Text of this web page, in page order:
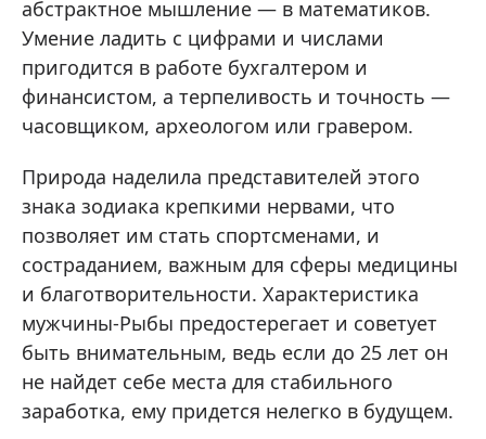
абстрактное мышление — в математиков.
Умение ладить с цифрами и числами
пригодится в работе бухгалтером и
финансистом, а терпеливость и точность —
часовщиком, археологом или гравером.
Природа наделила представителей этого
знака зодиака крепкими нервами, что
позволяет им стать спортсменами, и
состраданием, важным для сферы медицины
и благотворительности. Характеристика
мужчины-Рыбы предостерегает и советует
быть внимательным, ведь если до 25 лет он
не найдет себе места для стабильного
заработка, ему придется нелегко в будущем.